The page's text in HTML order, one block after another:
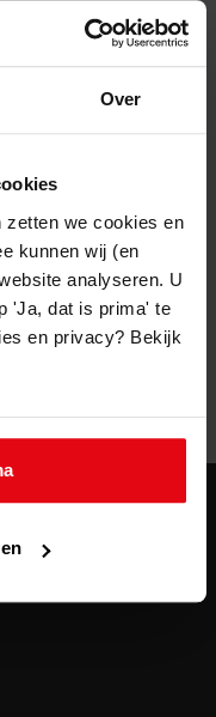
Over
zetten we cookies en
kunnen wij (en
analyseren. U
'Ja, dat is prima' te
en privacy? Bekijk
zoektips.
zoektips.
Westfries
pagina is het niet
door: